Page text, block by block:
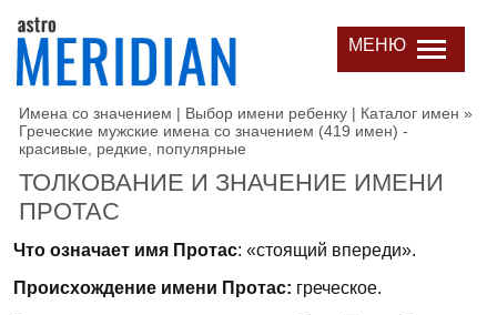
МЕНЮ
Имена со значением | Выбор имени ребенку | Каталог имен »
Греческие мужские имена со значением (419 имен) -
красивые, редкие, популярные
ТОЛКОВАНИЕ И ЗНАЧЕНИЕ ИМЕНИ
ПРОТАС
Что означает имя Протас: «стоящий впереди».
Происхождение имени Протас: греческое.